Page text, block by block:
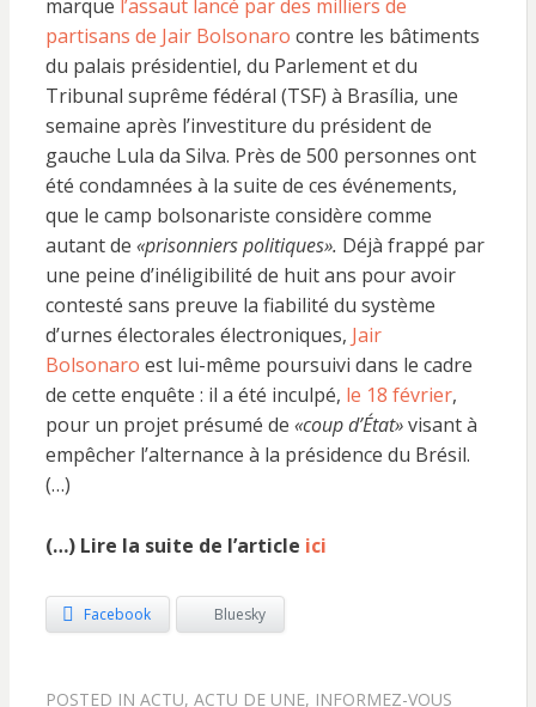
marque l’assaut lancé par des milliers de
partisans de Jair Bolsonaro contre les bâtiments
du palais présidentiel, du Parlement et du
Tribunal suprême fédéral (TSF) à Brasília, une
semaine après l’investiture du président de
gauche Lula da Silva. Près de 500 personnes ont
été condamnées à la suite de ces événements,
que le camp bolsonariste considère comme
autant de «prisonniers politiques». Déjà frappé par
une peine d’inéligibilité de huit ans pour avoir
contesté sans preuve la fiabilité du système
d’urnes électorales électroniques, Jair
Bolsonaro est lui-même poursuivi dans le cadre
de cette enquête : il a été inculpé, le 18 février,
pour un projet présumé de «coup d’État»visant à
empêcher l’alternance à la présidence du Brésil.
(…)
(…) Lire la suite de l’article ici
Facebook Bluesky
POSTED IN ACTU, ACTU DE UNE, INFORMEZ-VOUS